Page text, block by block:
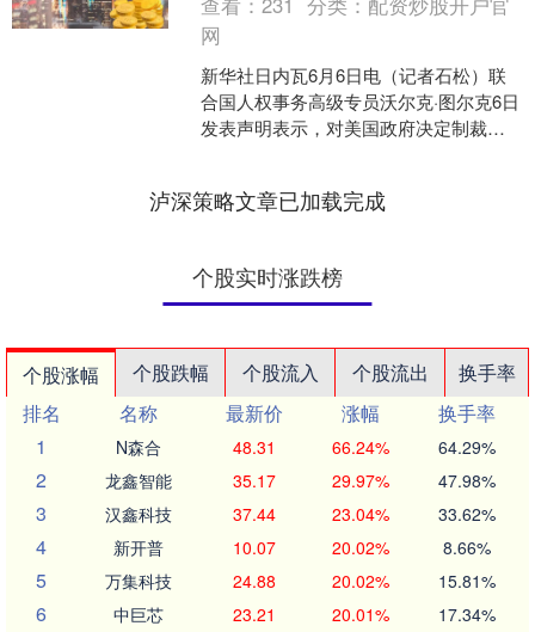
网
新华社日内瓦6月6日电（记者石松）联
合国人权事务高级专员沃尔克·图尔克6日
发表声明表示，对美国政府决定制裁国
泸深策略文章已加载完成
个股实时涨跌榜
个股涨幅 个股跌幅 个股流入 个股流出
换手率
排名
名称 最新价 涨幅
换手率
1
N森合 48.31 66.24% 64.29%
2 龙鑫智能 35.17 29.97% 47.98%
3 汉鑫科技 37.44 23.04% 33.62%
4 新开普 10.07 20.02% 8.66%
5 万集科技 24.88 20.02% 15.81%
6 中巨芯 23.21 20.01% 17.34%